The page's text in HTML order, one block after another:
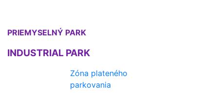
PRIEMYSELNÝ PARK
INDUSTRIAL PARK
Zóna plateného
parkovania